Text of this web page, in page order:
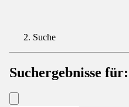
Suche
Suchergebnisse für: